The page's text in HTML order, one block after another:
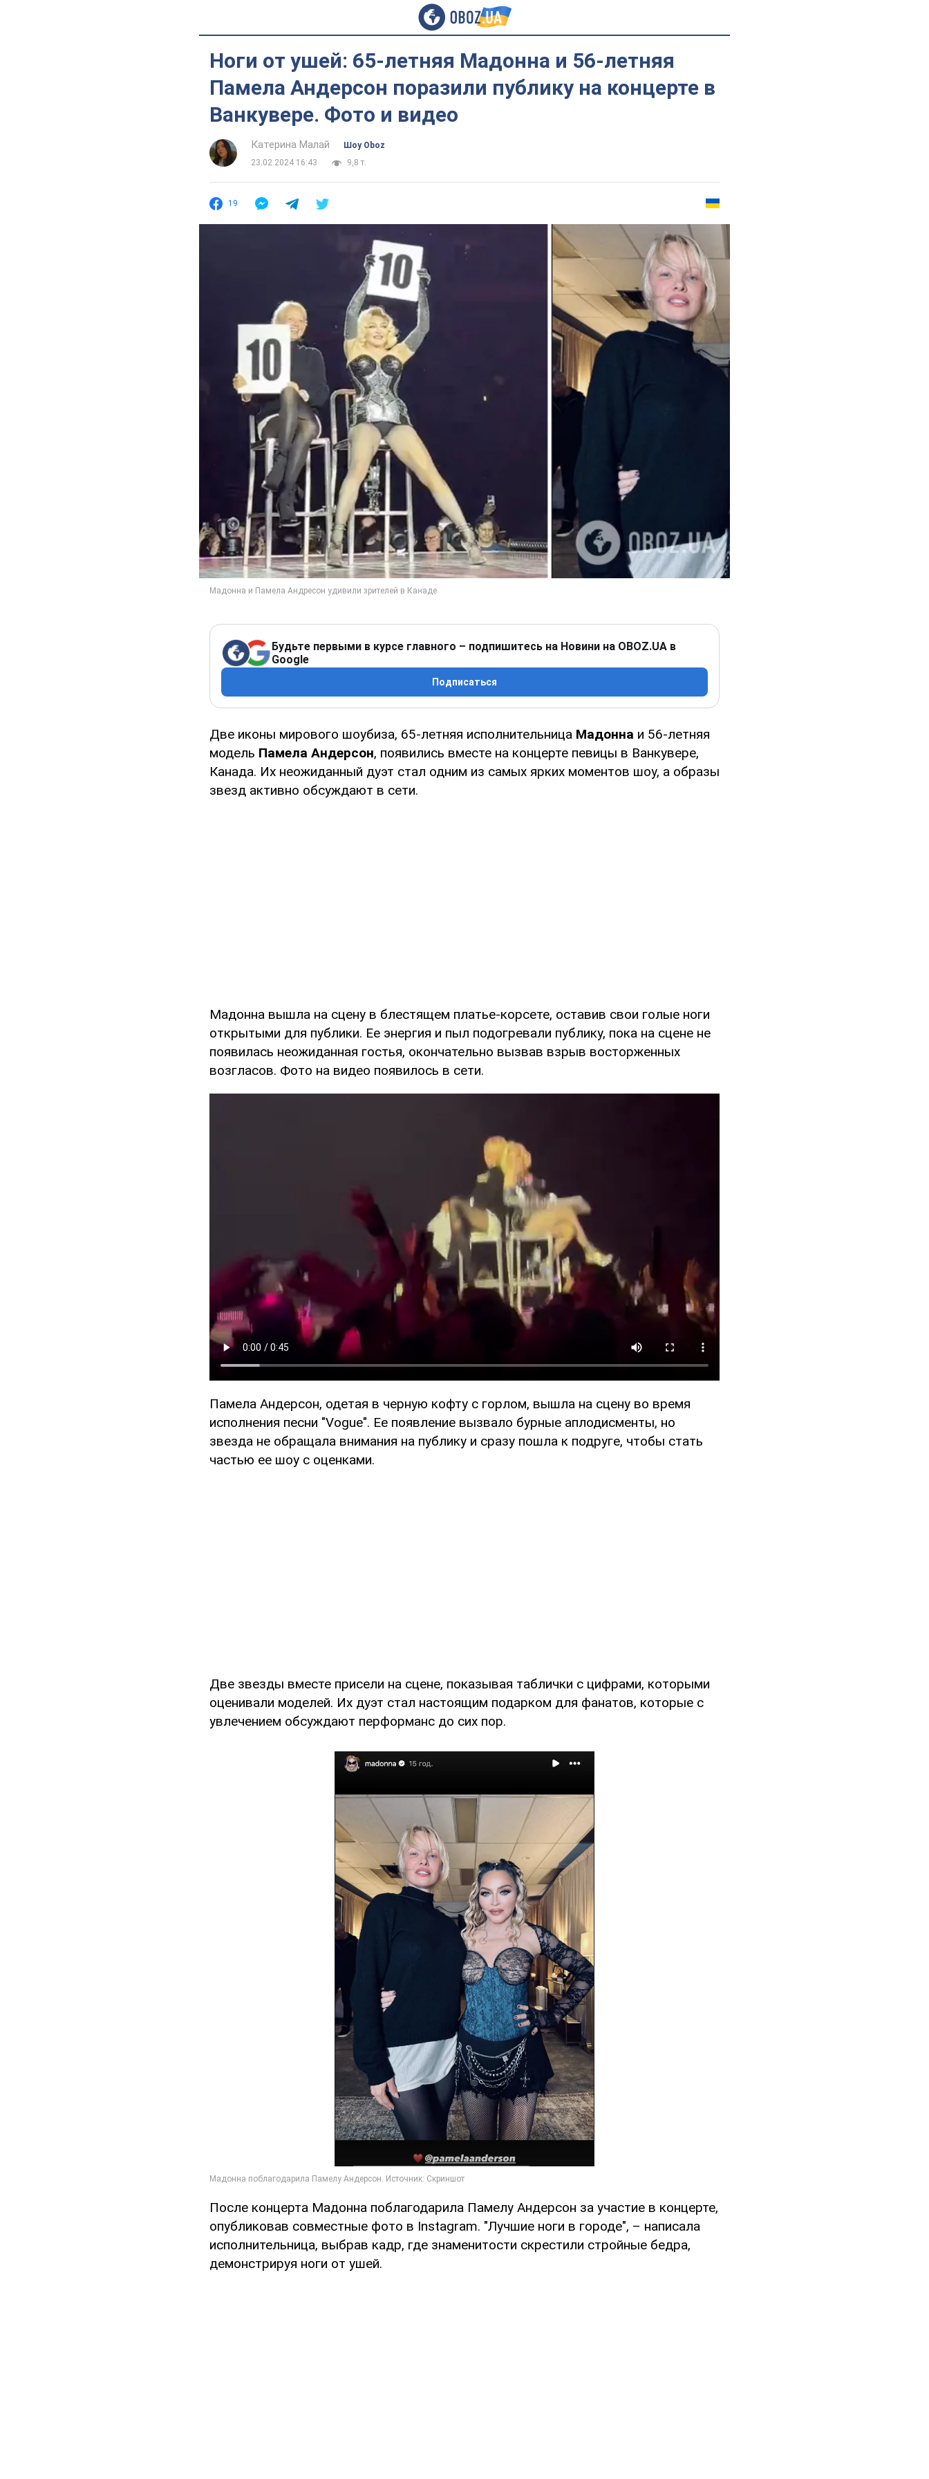
Ноги от ушей: 65-летняя Мадонна и 56-летняя
Памела Андерсон поразили публику на концерте в
Ванкувере. Фото и видео
Катерина Малай
Шоу Oboz
23.02.2024 16:43
9,8 т.
19
Будьте первыми в курсе главного – подпишитесь на Новини на OBOZ.UA в
Google
Подписаться
Две иконы мирового шоубиза, 65-летняя исполнительница Мадонна и 56-летняя
модель Памела Андерсон, появились вместе на концерте певицы в Ванкувере,
Канада. Их неожиданный дуэт стал одним из самых ярких моментов шоу, а образы
звезд активно обсуждают в сети.
Мадонна вышла на сцену в блестящем платье-корсете, оставив свои голые ноги
открытыми для публики. Ее энергия и пыл подогревали публику, пока на сцене не
появилась неожиданная гостья, окончательно вызвав взрыв восторженных
возгласов. Фото на видео появилось в сети.
Памела Андерсон, одетая в черную кофту с горлом, вышла на сцену во время
исполнения песни "Vogue". Ее появление вызвало бурные аплодисменты, но
звезда не обращала внимания на публику и сразу пошла к подруге, чтобы стать
частью ее шоу с оценками.
Две звезды вместе присели на сцене, показывая таблички с цифрами, которыми
оценивали моделей. Их дуэт стал настоящим подарком для фанатов, которые с
увлечением обсуждают перформанс до сих пор.
После концерта Мадонна поблагодарила Памелу Андерсон за участие в концерте,
опубликовав совместные фото в Instagram. "Лучшие ноги в городе", – написала
исполнительница, выбрав кадр, где знаменитости скрестили стройные бедра,
демонстрируя ноги от ушей.